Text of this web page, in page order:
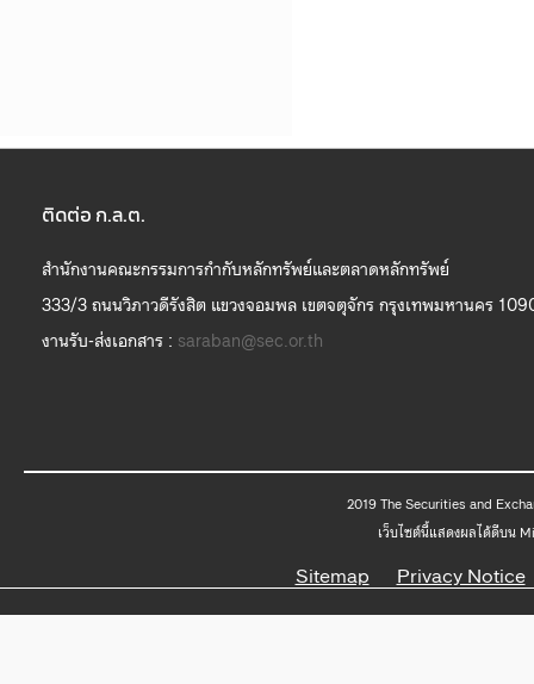
ติดต่อ ก.ล.ต.
สำนักงานคณะกรรมการกำกับหลักทรัพย์และตลาดหลักทรัพย์
333/3 ถนนวิภาวดีรังสิต แขวงจอมพล เขตจตุจักร กรุงเทพมหานคร
งานรับ-ส่งเอกสาร : saraban@sec.or.th
2019
เว็บไซต์นี้แสดงผลได้ดีบน
Sitemap Privacy Notice